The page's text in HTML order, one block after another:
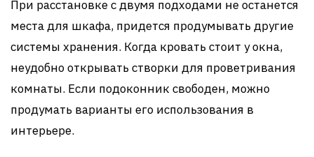
При расстановке с двумя подходами не останется
места для шкафа, придется продумывать другие
системы хранения. Когда кровать стоит у окна,
неудобно открывать створки для проветривания
комнаты. Если подоконник свободен, можно
продумать варианты его использования в
интерьере.